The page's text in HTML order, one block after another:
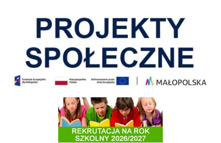
Informacja o terminach rekrutacji na rok szkolny 2026/2027